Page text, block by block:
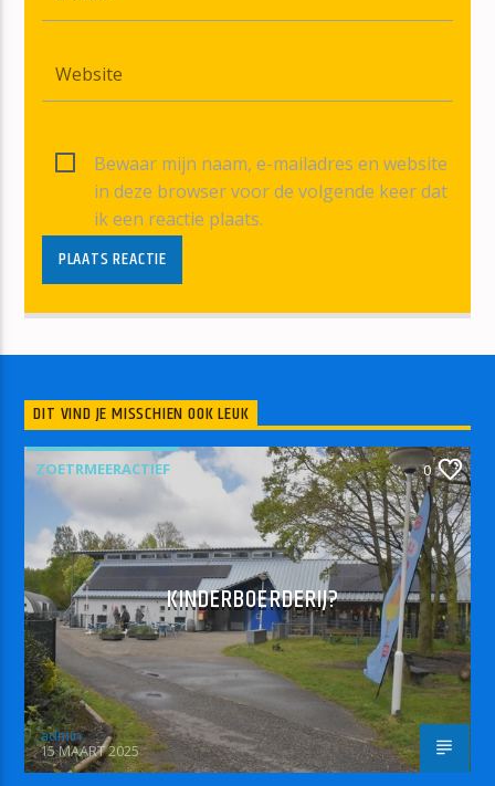
Bewaar mijn naam, e-mailadres en website
in deze browser voor de volgende keer dat
ik een reactie plaats.
DIT VIND JE MISSCHIEN OOK LEUK
ZOETRMEERACTIEF 0
KINDERBOERDERIJ?
admin
15 MAART 2025